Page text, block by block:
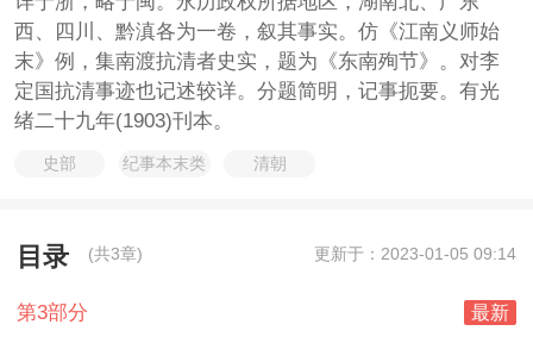
西、四川、黔滇各为一卷，叙其事实。仿《江南义师始
末》例，集南渡抗清者史实，题为《东南殉节》。对李
定国抗清事迹也记述较详。分题简明，记事扼要。有光
绪二十九年(1903)刊本。
史部 纪事本末类 清朝
目录 (共3章) 更新于：2023-01-05 09:14
第3部分 最新